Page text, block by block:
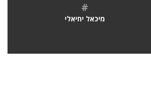
#
מיכאל יחיאלי